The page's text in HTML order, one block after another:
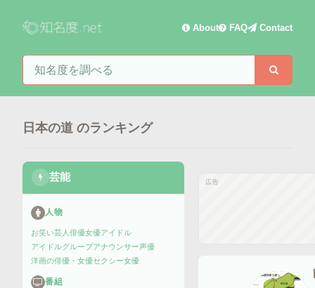
About FAQ Contact
知名度を検索
日本の道 のランキング
芸能
人物
お笑い芸人 俳優女優アイドル
アイドルグループアナウンサー声優
洋画の俳優・女優セクシー女優
番組
広告